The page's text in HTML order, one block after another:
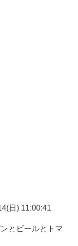
日) 11:00:41
とビールとトマ